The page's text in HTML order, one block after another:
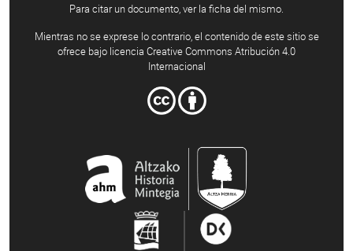
Para citar un documento, ver la ficha del mismo.
Mientras no se exprese lo contrario, el contenido de este sitio se
ofrece bajo licencia Creative Commons Atribución 4.0
Internacional